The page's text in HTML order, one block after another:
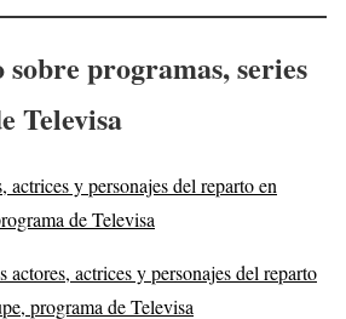
programas, series
Televisa
actrices y personajes del reparto en
de Televisa
actores, actrices y personajes del reparto
programa de Televisa